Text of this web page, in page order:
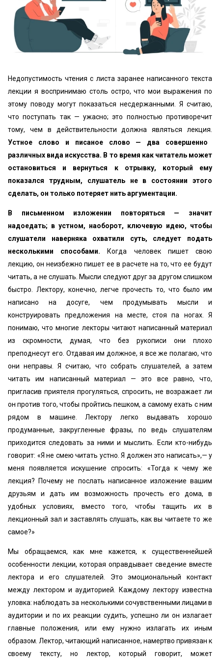
Недопустимость чтения с листа заранее написанного текста
лекции я воспринимаю столь остро, что мои выражения по
этому поводу могут показаться несдержанными. Я считаю,
что поступать так — ужасно; это полностью противоречит
тому, чем в действительности должна являться лекция.
Устное слово и писаное слово — два совершенно
различных вида искусства. В то время как читатель может
остановиться и вернуться к отрывку, который ему
показался трудным, слушатель не в состоянии этого
сделать, он только потеряет нить аргументации.
В письменном изложении повторяться — значит
надоедать; в устном, наоборот, ключевую идею, чтобы
слушатели наверняка охватили суть, следует подать
несколькими способами.Когда человек пишет свою
лекцию, он неизбежно пишет ее в расчете на то, что ее будут
читать, а не слушать. Мысли следуют друг за другом слишком
быстро. Лектору, конечно, легче прочесть то, что было им
написано на досуге, чем продумывать мысли и
конструировать предложения на месте, стоя па ногах. Я
понимаю, что многие лекторы читают написанный материал
из скромности, думая, что без рукописи они плохо
преподнесут его. Отдавая им должное, я все же полагаю, что
они неправы. Я считаю, что собрать слушателей, а затем
читать им написанный материал — это все равно, что,
пригласив приятеля прогуляться, спросить, не возражает ли
он против того, чтобы пройтись пешком, а самому ехать с ним
рядом в машине. Лектору легко выдавать хорошо
продуманные, закругленные фразы, по ведь слушателям
приходится следовать за ними и мыслить. Если кто-нибудь
говорит: «Я не смею читать устно. Я должен это написать»,— у
меня появляется искушение спросить: «Тогда к чему же
лекция? Почему не послать написанное изложение вашим
друзьям и дать им возможность прочесть его дома, в
удобных условиях, вместо того, чтобы тащить их в
лекционный зал и заставлять слушать, как вы читаете то же
самое?»
Мы обращаемся, как мне кажется, к существеннейшей
особенности лекции, которая оправдывает сведение вместе
лектора и его слушателей. Это эмоциональный контакт
между лектором и аудиторией. Каждому лектору известна
уловка: наблюдать за несколькими сочувственными лицами в
аудитории и по их реакции судить, успешно ли он излагает
главные положения, или ему нужно излагать их иным
образом. Лектор, читающий написанное, намертво привязан к
своему тексту, но лектор, который говорит, может